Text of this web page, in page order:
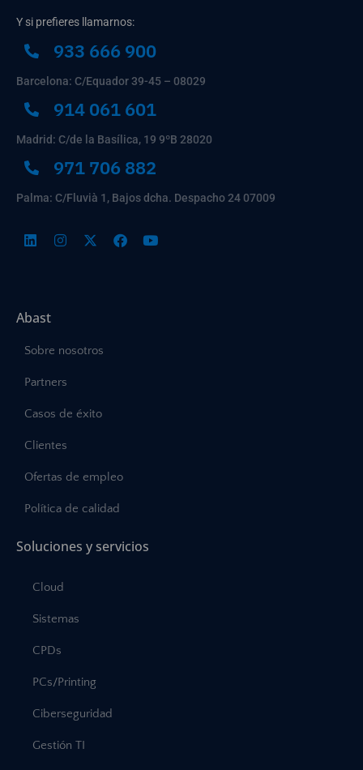
Y si prefieres llamarnos:
933 666 900
Barcelona: C/Equador 39-45 – 08029
914 061 601
Madrid: C/de la Basílica, 19 9ºB 28020
971 706 882
Palma: C/Fluvià 1, Bajos dcha. Despacho 24 07009
Abast
Sobre nosotros
Partners
Casos de éxito
Clientes
Ofertas de empleo
Política de calidad
Soluciones y servicios
Cloud
Sistemas
CPDs
PCs/Printing
Ciberseguridad
Gestión TI